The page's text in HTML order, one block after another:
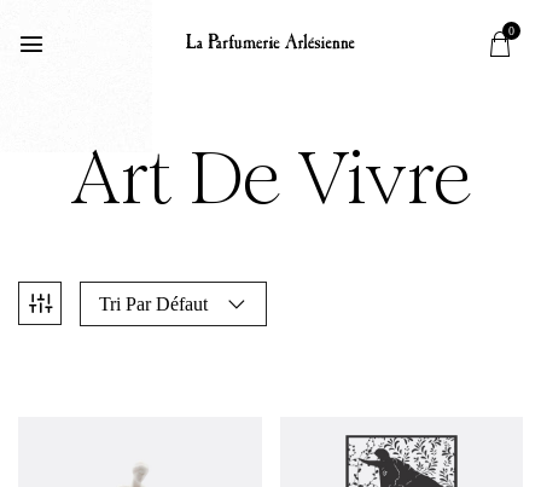
0
Art De Vivre
Tri Par Défaut